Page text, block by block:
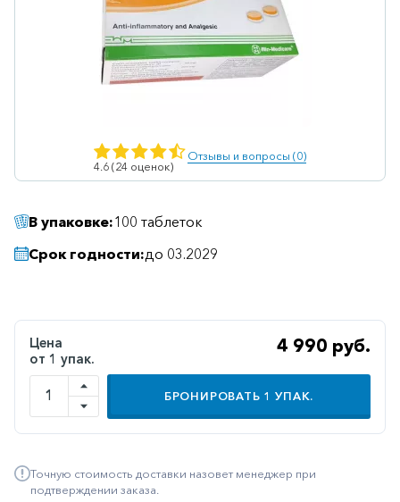
Ветеринарные
Витаминные
Гематологические
Гепатопротекторы
Гинекология
Желудочно-
кишечные
Иммунодепрессанты
Иммуностимуляторы
Метаболизм
4.6 (24 оценок)
Отзывы и вопросы (0)
В упаковке:100 таблеток
Срок годности:до 03.2029
Цена
от 1 упак.
4 990 руб.
БРОНИРОВАТЬ 1 УПАК.
Точную стоимость доставки назовет менеджер при
подтверждении заказа.